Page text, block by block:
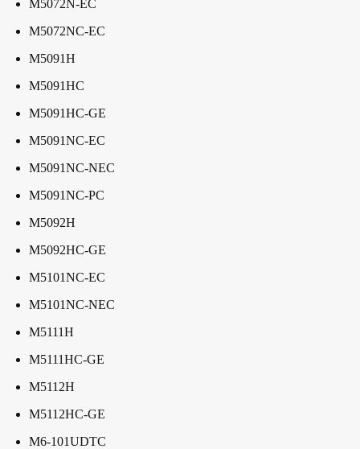
M5072N-EC
M5072NC-EC
M5091H
M5091HC
M5091HC-GE
M5091NC-EC
M5091NC-NEC
M5091NC-PC
M5092H
M5092HC-GE
M5101NC-EC
M5101NC-NEC
M5111H
M5111HC-GE
M5112H
M5112HC-GE
M6-101UDTC